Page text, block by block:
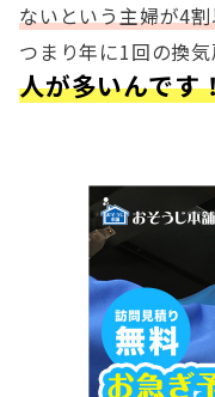
ないという主婦が4
つまり年に1回の換
人が多いんです